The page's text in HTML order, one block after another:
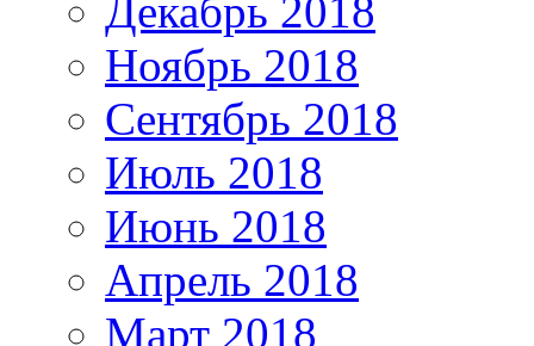
Декабрь 2018
Ноябрь 2018
Сентябрь 2018
Июль 2018
Июнь 2018
Апрель 2018
Март 2018